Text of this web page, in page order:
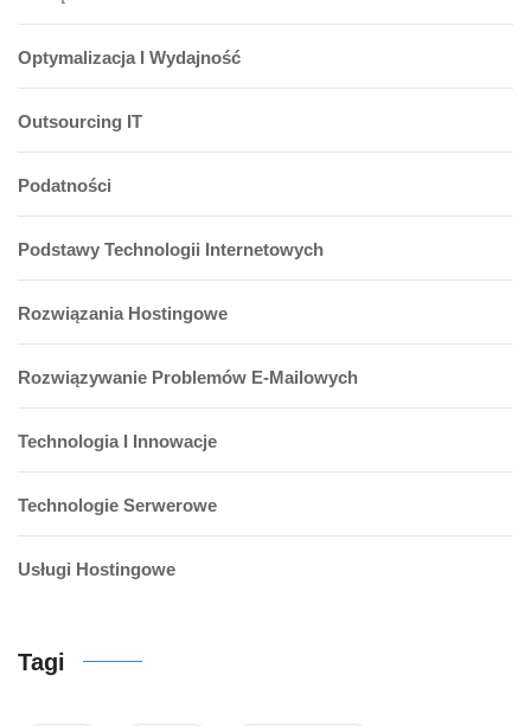
Optymalizacja I Wydajność
Outsourcing IT
Podatności
Podstawy Technologii Internetowych
Rozwiązania Hostingowe
Rozwiązywanie Problemów E-Mailowych
Technologia I Innowacje
Technologie Serwerowe
Usługi Hostingowe
Tagi